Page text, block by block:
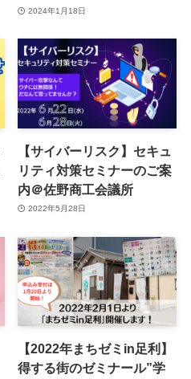
2024年1月18日
【サイバーリスク】セキュ
リティ対策セミナーのご案
内＠佐野商工会議所
2022年5月28日
【2022年まちゼミin足利】
得する街のゼミナール”学